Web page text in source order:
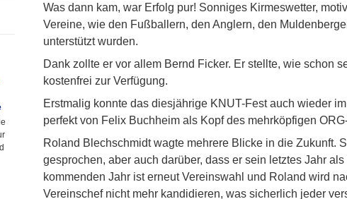
Was dann kam, war Erfolg pur! Sonniges Kirmeswetter,
Vereine, wie den Fußballern, den Anglern, den
unterstützt wurden.
Dank zollte er vor allem Bernd Ficker. Er stellte, wie schon
kostenfrei zur Verfügung.
Erstmalig konnte das diesjährige KNUT-Fest auch wieder
perfekt von Felix Buchheim als Kopf des mehrköpfigen
Roland Blechschmidt wagte mehrere Blicke in die Zukunft.
gesprochen, aber auch darüber, dass er sein letztes Jahr
kommenden Jahr ist erneut Vereinswahl und Roland wird
Vereinschef nicht mehr kandidieren, was sicherlich jeder